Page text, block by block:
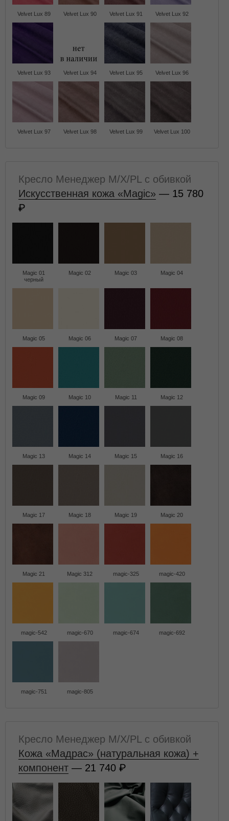
Velvet Lux 89 Velvet Lux 90 Velvet Lux 91 Velvet Lux 92
Velvet Lux 93 Velvet Lux 94 Velvet Lux 95 Velvet Lux 96
Velvet Lux 97 Velvet Lux 98 Velvet Lux 99 Velvet Lux 100
Кресло Менеджер M/X/PL с обивкой
Искусственная кожа «Magic» — 15 780
Magic 01
черный
Magic 02 Magic 03 Magic 04
Magic 05 Magic 06 Magic 07 Magic 08
Magic 09 Magic 10 Magic 11 Magic 12
Magic 13 Magic 14 Magic 15 Magic 16
Magic 17 Magic 18 Magic 19 Magic 20
Magic 21 Magic 312 magic-325 magic-420
magic-542 magic-670 magic-674 magic-692
magic-751 magic-805
Кресло Менеджер M/X/PL с обивкой
Кожа «Мадрас» (натуральная кожа) +
компонент — 21 740